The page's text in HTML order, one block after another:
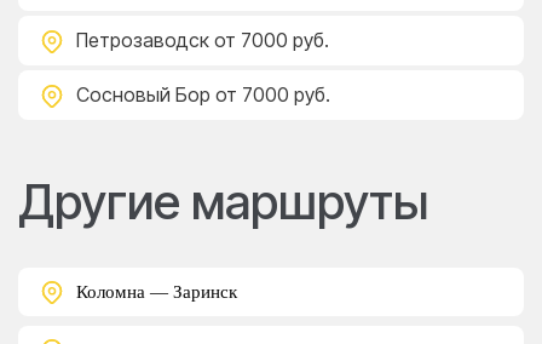
Петрозаводск от 7000 руб.
Сосновый Бор от 7000 руб.
Другие маршруты
Коломна — Заринск